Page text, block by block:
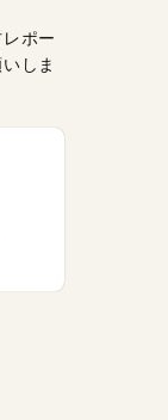
ポー
しま